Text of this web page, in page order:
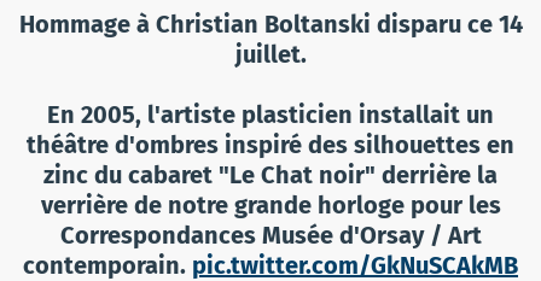
Hommage à Christian Boltanski disparu ce 14
juillet.
En 2005, l'artiste plasticien installait un
théâtre d'ombres inspiré des silhouettes en
zinc du cabaret "Le Chat noir" derrière la
verrière de notre grande horloge pour les
Correspondances Musée d'Orsay / Art
contemporain. pic.twitter.com/GkNuSCAkMB